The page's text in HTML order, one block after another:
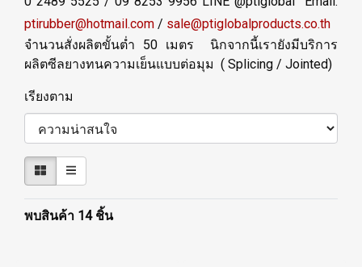
ptirubber@hotmail.com / sale@ptiglobalproducts.co.th
จำนวนสั่งผลิตขั้นต่ำ 50 เมตร นิกจากนี้เรายังมีบริการ
ผลิตซีลยางทนความเย็นแบบต่อมุม ( Splicing / Jointed)
เรียงตาม
พบสินค้า 14 ชิ้น